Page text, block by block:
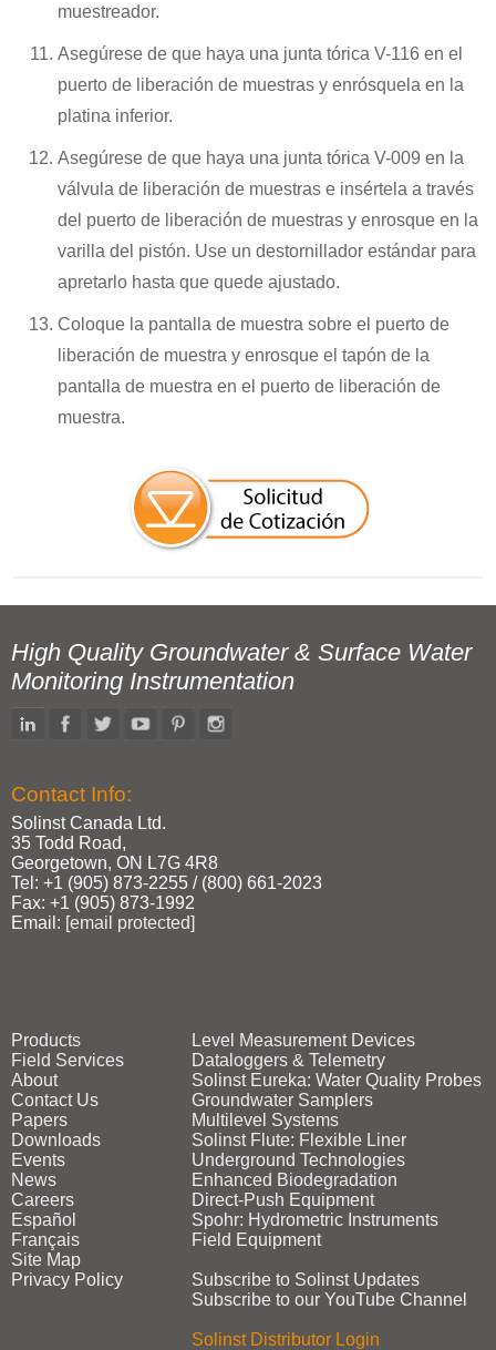
muestreador.
Asegúrese de que haya una junta tórica V-116 en el
puerto de liberación de muestras y enrósquela en la
platina inferior.
Asegúrese de que haya una junta tórica V-009 en la
válvula de liberación de muestras e insértela a través
del puerto de liberación de muestras y enrosque en la
varilla del pistón. Use un destornillador estándar para
apretarlo hasta que quede ajustado.
Coloque la pantalla de muestra sobre el puerto de
liberación de muestra y enrosque el tapón de la
pantalla de muestra en el puerto de liberación de
muestra.
High Quality Groundwater & Surface Water
Monitoring Instrumentation
Contact Info:
Solinst Canada Ltd.
35 Todd Road,
Georgetown, ON L7G 4R8
Tel: +1 (905) 873‑2255 / (800) 661‑2023
Fax: +1 (905) 873‑1992
Email: [email protected]
Products
Field Services
About
Contact Us
Papers
Downloads
Events
News
Careers
Español
Français
Site Map
Privacy Policy
Level Measurement Devices
Dataloggers & Telemetry
Solinst Eureka: Water Quality Probes
Groundwater Samplers
Multilevel Systems
Solinst Flute: Flexible Liner
Underground Technologies
Enhanced Biodegradation
Direct‑Push Equipment
Spohr: Hydrometric Instruments
Field Equipment
Subscribe to Solinst Updates
Subscribe to our YouTube Channel
Solinst Distributor Login